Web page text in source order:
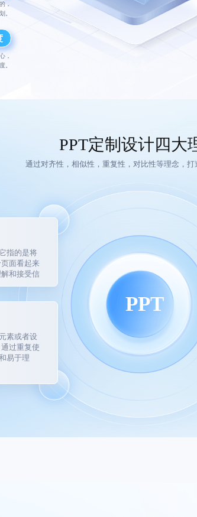
，
。
，
。
PPT定制设计四大
通过对齐性，相似性，重复性，对比性等理念，打
PPT
指的是将
面看起来
和接受信
素或者设
过重复使
易于理